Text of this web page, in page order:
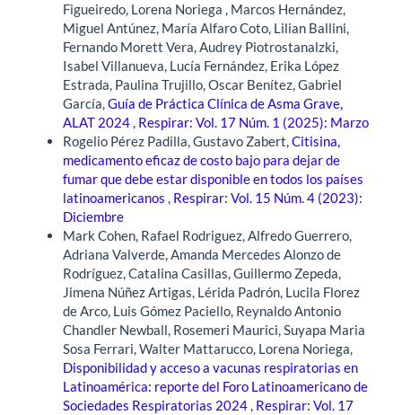
Figueiredo, Lorena Noriega , Marcos Hernández,
Miguel Antúnez, María Alfaro Coto, Lilian Ballini,
Fernando Morett Vera, Audrey Piotrostanalzki,
Isabel Villanueva, Lucía Fernández, Erika López
Estrada, Paulina Trujillo, Oscar Benítez, Gabriel
García,Guía de Práctica Clínica de Asma Grave,
ALAT 2024, Respirar: Vol. 17 Núm. 1 (2025): Marzo
Rogelio Pérez Padilla, Gustavo Zabert,Citisina,
medicamento eficaz de costo bajo para dejar de
fumar que debe estar disponible en todos los países
latinoamericanos , Respirar: Vol. 15 Núm. 4 (2023):
Diciembre
Mark Cohen, Rafael Rodriguez, Alfredo Guerrero,
Adriana Valverde, Amanda Mercedes Alonzo de
Rodríguez, Catalina Casillas, Guillermo Zepeda,
Jimena Núñez Artigas, Lérida Padrón, Lucila Florez
de Arco, Luis Gómez Paciello, Reynaldo Antonio
Chandler Newball, Rosemeri Maurici, Suyapa Maria
Sosa Ferrari, Walter Mattarucco, Lorena Noriega,
Disponibilidad y acceso a vacunas respiratorias en
Latinoamérica: reporte del Foro Latinoamericano de
Sociedades Respiratorias 2024, Respirar: Vol. 17